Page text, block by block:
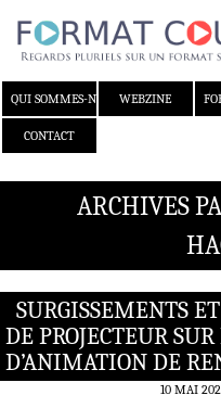
QUI SOMMES-NOUS ?WEBZINE
CONTACT
ARCHIVES
SURGISSEMENTS
DE PROJECTEUR
D’ANIMATION DE
10 MAI